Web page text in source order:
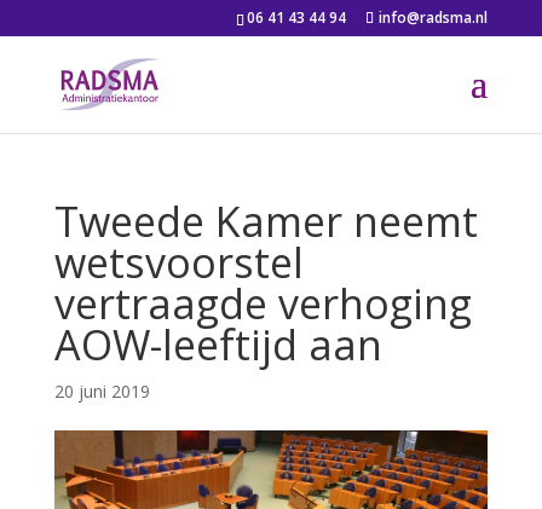
06 41 43 44 94 info@radsma.nl
Tweede Kamer neemt
wetsvoorstel
vertraagde verhoging
AOW-leeftijd aan
20 juni 2019